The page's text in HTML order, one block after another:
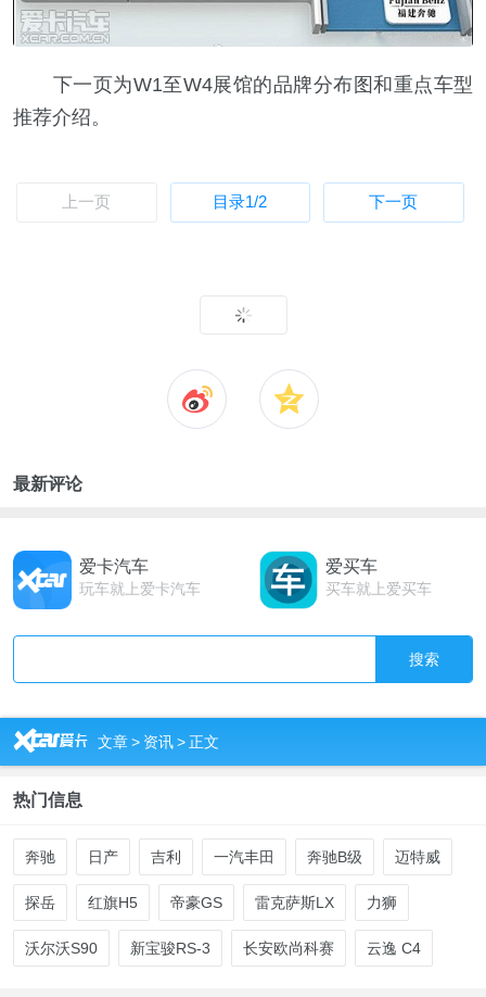
下一页为W1至W4展馆的品牌分布图和重点车型
推荐介绍。
上一页 目录1/2 下一页
最新评论
爱卡汽车
玩车就上爱卡汽车
爱买车
买车就上爱买车
搜索
R 文章> 资讯>正文
热门信息
奔驰 日产 吉利 一汽丰田 奔驰B级 迈特威
探岳 红旗H5 帝豪GS 雷克萨斯LX 力狮
沃尔沃S90 新宝骏RS-3 长安欧尚科赛 云逸 C4